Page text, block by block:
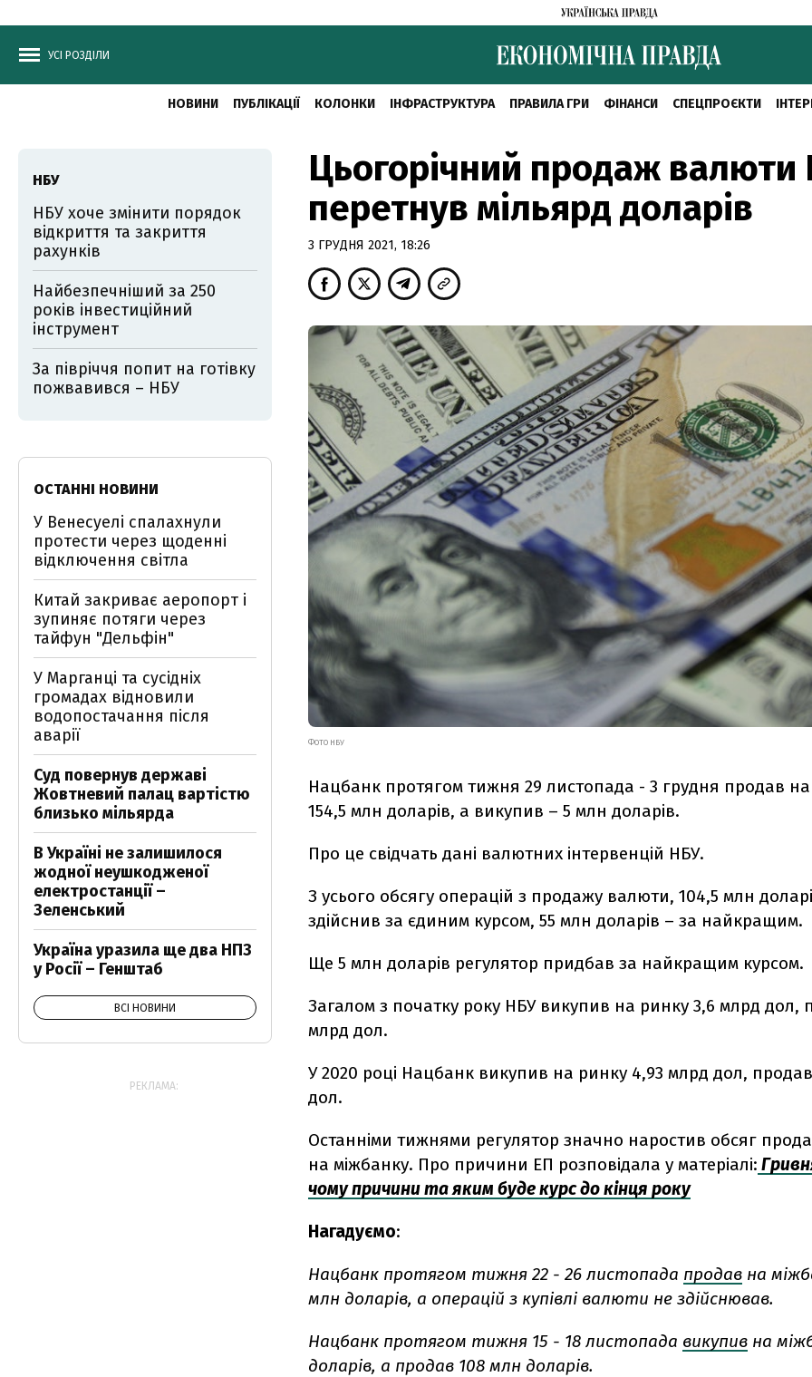
УСІ РОЗДІЛИ
НОВИНИ ПУБЛІКАЦІЇ КОЛОНКИ ІНФРАСТРУКТУРА ПРАВИЛА ГРИ ФІНАНСИ СПЕЦПРОЄКТИ
Цьогорічний продаж валюти
перетнув мільярд доларів
3 ГРУДНЯ 2021, 18:26
ФОТО НБУ
Нацбанк протягом тижня 29 листопада - 3 грудня продав
154,5 млн доларів, а викупив – 5 млн доларів.
Про це свідчать дані валютних інтервенцій НБУ.
З усього обсягу операцій з продажу валюти, 104,5 млн
здійснив за єдиним курсом, 55 млн доларів – за найкращим.
Ще 5 млн доларів регулятор придбав за найкращим курсом.
Загалом з початку року НБУ викупив на ринку 3,6 млрд дол,
млрд дол.
У 2020 році Нацбанк викупив на ринку 4,93 млрд дол,
дол.
Останніми тижнями регулятор значно наростив обсяг
на міжбанку. Про причини ЕП розповідала у матеріалі:
чому причини та яким буде курс до кінця року
Нагадуємо:
Нацбанк протягом тижня 22 - 26 листопада продав на
млн доларів, а операцій з купівлі валюти не здійснював.
Нацбанк протягом тижня 15 - 18 листопада викупив на
доларів, а продав 108 млн доларів.
НБУ
НБУ хоче змінити порядок
відкриття та закриття
рахунків
Найбезпечніший за 250
років інвестиційний
інструмент
За півріччя попит на готівку
пожвавився – НБУ
ОСТАННІ НОВИНИ
У Венесуелі спалахнули
протести через щоденні
відключення світла
Китай закриває аеропорт і
зупиняє потяги через
тайфун "Дельфін"
У Марганці та сусідніх
громадах відновили
водопостачання після
аварії
Суд повернув державі
Жовтневий палац вартістю
близько мільярда
В Україні не залишилося
жодної неушкодженої
електростанції –
Зеленський
Україна уразила ще два НПЗ
у Росії – Генштаб
ВСІ НОВИНИ
РЕКЛАМА: